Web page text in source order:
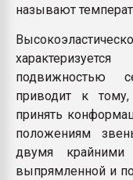
называют
подвижностью
приводит к
принять
положениям
двумя
выпрямленной и